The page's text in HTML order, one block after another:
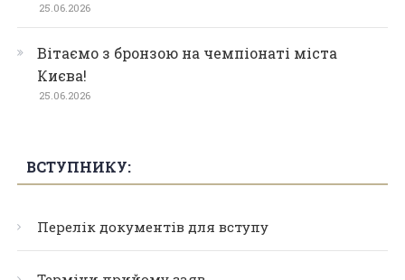
25.06.2026
Вітаємо з бронзою на чемпіонаті міста
Києва!
25.06.2026
ВСТУПНИКУ:
Перелік документів для вступу